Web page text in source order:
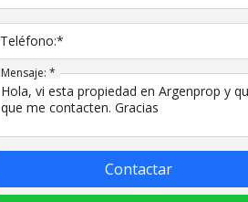
Teléfono:*
Mensaje: *
Contactar